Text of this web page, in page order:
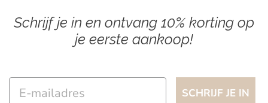
Schrijf je in en ontvang 10% korting op
je eerste aankoop!
Email
SCHRIJF JE IN